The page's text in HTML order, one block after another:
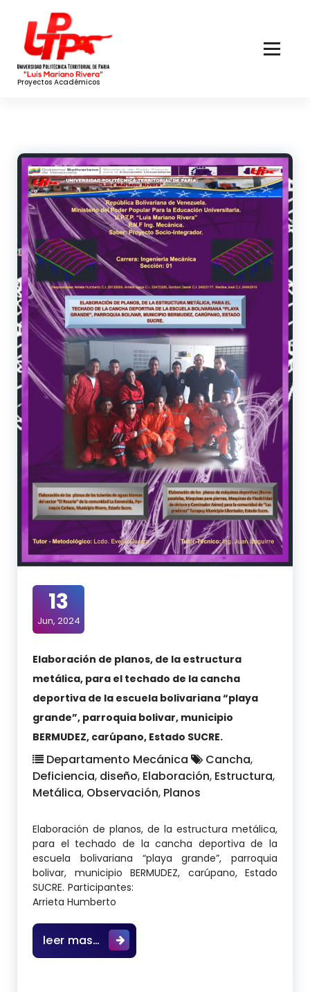
Content
Proyectos Académicos
13
Jun, 2024
Elaboración de planos, de la estructura
metálica, para el techado de la cancha
deportiva de la escuela bolivariana “playa
grande”, parroquia bolivar, municipio
BERMUDEZ, carúpano, Estado SUCRE.
Departamento Mecánica Cancha,
Deficiencia, diseño, Elaboración, Estructura,
Metálica, Observación, Planos
Elaboración de planos, de la estructura metálica,
para el techado de la cancha deportiva de la
escuela bolivariana “playa grande”, parroquia
bolivar, municipio BERMUDEZ, carúpano, Estado
SUCRE. Participantes:
Arrieta Humberto
leer mas… Elaboración de planos, de la